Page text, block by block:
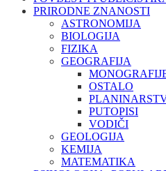
PRIRODNE ZNANOSTI
ASTRONOMIJA
BIOLOGIJA
FIZIKA
GEOGRAFIJA
OSTALO
PUTOPISI
VODIČI
GEOLOGIJA
KEMIJA
MATEMATIKA